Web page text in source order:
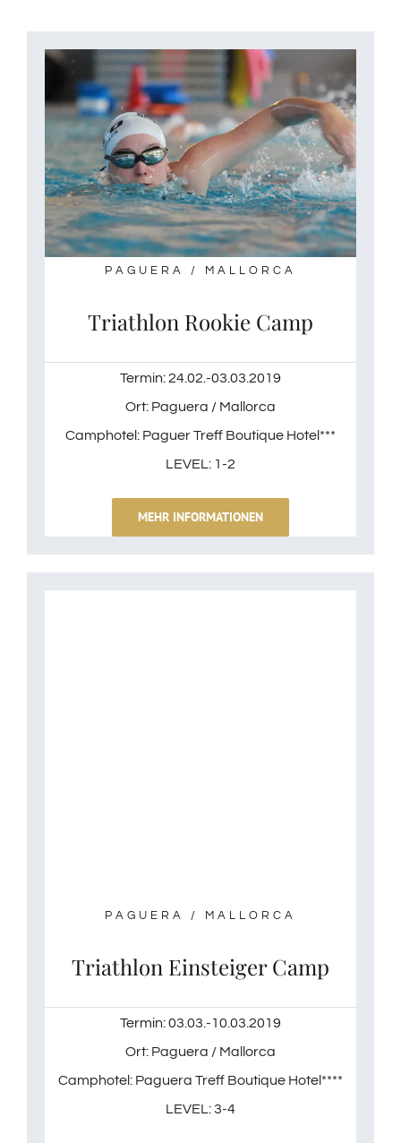
PAGUERA / MALLORCA
Triathlon Rookie Camp
Termin: 24.02.-03.03.2019
Ort: Paguera / Mallorca
Camphotel: Paguer Treff Boutique Hotel***
LEVEL: 1-2
MEHR INFORMATIONEN
PAGUERA / MALLORCA
Triathlon Einsteiger Camp
Termin: 03.03.-10.03.2019
Ort: Paguera / Mallorca
Camphotel: Paguera Treff Boutique Hotel****
LEVEL: 3-4